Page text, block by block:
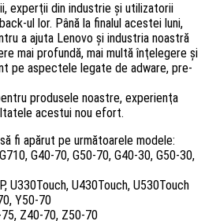
experţii din industrie şi utilizatorii
ul lor. Până la finalul acestei luni,
a ajuta Lenovo şi industria noastră
mai profundă, mai multă înţelegere şi
pe aspectele legate de adware, pre-
produsele noastre, experienţa
acestui nou efort.
fi apărut pe următoarele modele:
G40-70, G50-70, G40-30, G50-30,
U330Touch, U430Touch, U530Touch
Y50-70
Z40-70, Z50-70